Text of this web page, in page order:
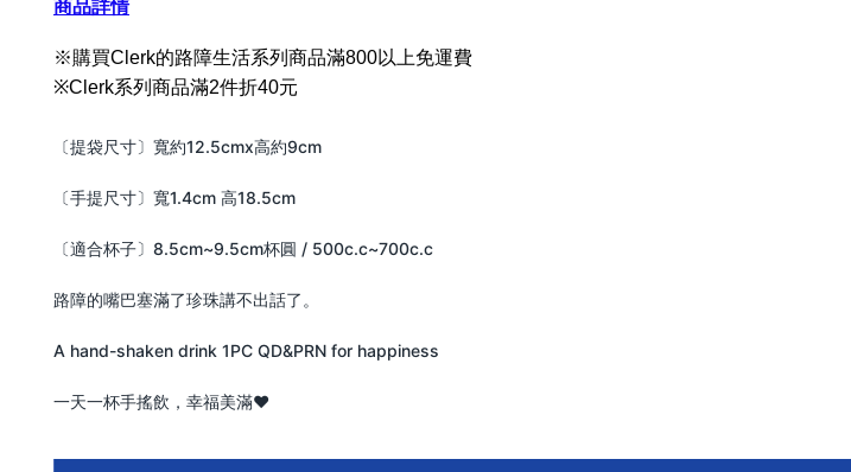
商品詳情
※購買Clerk的路障生活系列商品滿800以上免運費
※Clerk系列商品滿2件折40元
〔提袋尺寸〕寬約12.5cmx高約9cm
〔手提尺寸〕寬1.4cm 高18.5cm
〔適合杯子〕8.5cm~9.5cm杯圓 / 500c.c~700c.c
路障的嘴巴塞滿了珍珠講不出話了。
A hand-shaken drink 1PC QD&PRN for happiness
一天一杯手搖飲，幸福美滿❤️